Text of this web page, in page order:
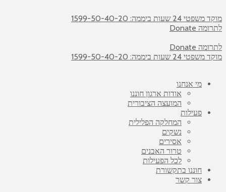
מוקד משפטי 24 שעות ביממה: 1599-50-40-20
לתרומה Donate
לתרומה Donate
מוקד משפטי 24 שעות ביממה: 1599-50-40-20
מי אנחנו
אודות ארגון חוננו
המועצה הציבורית
פעילות
המחלקה הפלילית
נשקים
אסירים
טרור האבנים
לכל הפעילות
חוננו בתקשורת
צור קשר